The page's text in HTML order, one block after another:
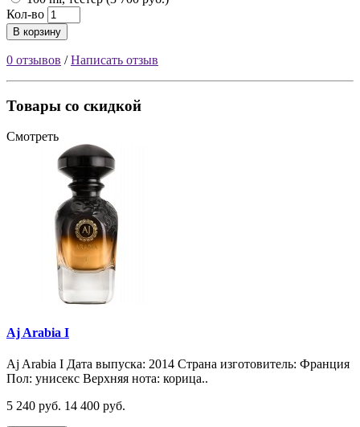
Кол-во
В корзину
0 отзывов /Написать отзыв
Товары со скидкой
Смотреть
Aj Arabia I
Aj Arabia I Дата выпуска: 2014 Страна изготовитель: Франция
Пол: унисекс Верхняя нота: корица..
5 240 руб. 14 400 руб.